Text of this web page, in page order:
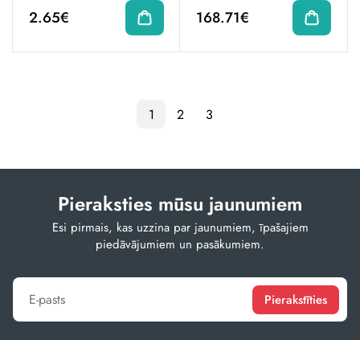
2.65€ 168.71€
1 2 3
Pieraksties mūsu jaunumiem
Esi pirmais, kas uzzina par jaunumiem, īpašajiem
piedāvājumiem un pasākumiem.
Pierakstīties